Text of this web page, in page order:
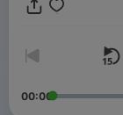
00:00